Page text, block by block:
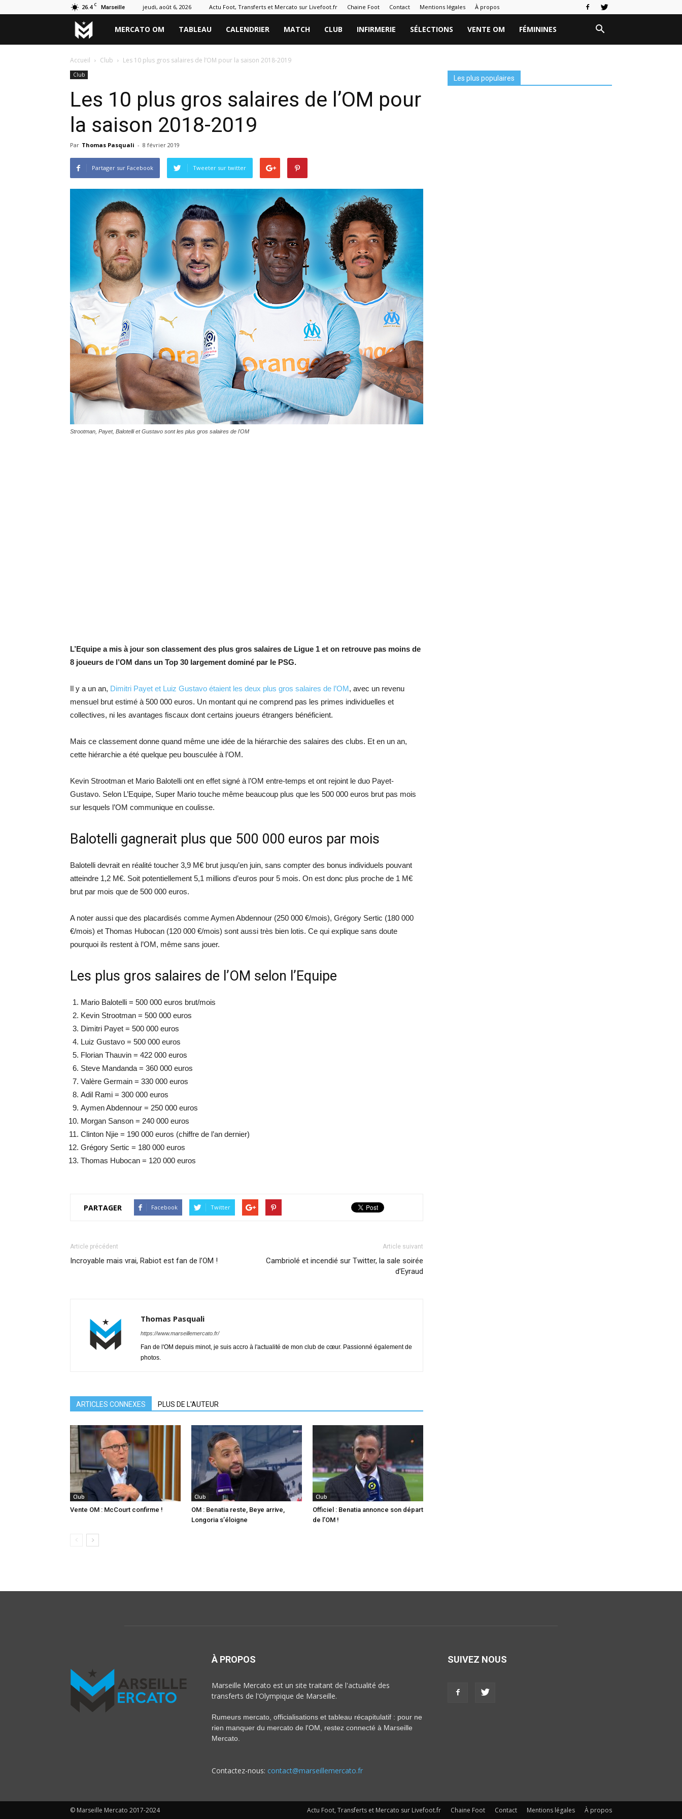
26.4 C Marseille jeudi, août 6, 2026 Actu Foot, Transferts et Mercato sur Livefoot.fr Chaine Foot Contact Mentions légales À propos
Marseille
Mercato
MERCATO OM TABLEAU CALENDRIER MATCH CLUB INFIRMERIE SÉLECTIONS VENTE OM FÉMININES
Accueil Club Les 10 plus gros salaires de l’OM pour la saison 2018-2019
Club
Les 10 plus gros salaires de l’OM pour
la saison 2018-2019
Par Thomas Pasquali - 8 février 2019
Partager sur Facebook Tweeter sur twitter
Strootman, Payet, Balotelli et Gustavo sont les plus gros salaires de l'OM
L’Equipe a mis à jour son classement des plus gros salaires de Ligue 1 et on retrouve pas moins de
8 joueurs de l’OM dans un Top 30 largement dominé par le PSG.
Il y a un an, Dimitri Payet et Luiz Gustavo étaient les deux plus gros salaires de l’OM, avec un revenu
mensuel brut estimé à 500 000 euros. Un montant qui ne comprend pas les primes individuelles et
collectives, ni les avantages fiscaux dont certains joueurs étrangers bénéficient.
Mais ce classement donne quand même une idée de la hiérarchie des salaires des clubs. Et en un an,
cette hiérarchie a été quelque peu bousculée à l’OM.
Kevin Strootman et Mario Balotelli ont en effet signé à l’OM entre-temps et ont rejoint le duo Payet-
Gustavo. Selon L’Equipe, Super Mario touche même beaucoup plus que les 500 000 euros brut pas mois
sur lesquels l’OM communique en coulisse.
Balotelli gagnerait plus que 500 000 euros par mois
Balotelli devrait en réalité toucher 3,9 M€ brut jusqu’en juin, sans compter des bonus individuels pouvant
atteindre 1,2 M€. Soit potentiellement 5,1 millions d’euros pour 5 mois. On est donc plus proche de 1 M€
brut par mois que de 500 000 euros.
A noter aussi que des placardisés comme Aymen Abdennour (250 000 €/mois), Grégory Sertic (180 000
€/mois) et Thomas Hubocan (120 000 €/mois) sont aussi très bien lotis. Ce qui explique sans doute
pourquoi ils restent à l’OM, même sans jouer.
Les plus gros salaires de l’OM selon l’Equipe
Mario Balotelli = 500 000 euros brut/mois
Kevin Strootman = 500 000 euros
Dimitri Payet = 500 000 euros
Luiz Gustavo = 500 000 euros
Florian Thauvin = 422 000 euros
Steve Mandanda = 360 000 euros
Valère Germain = 330 000 euros
Adil Rami = 300 000 euros
Aymen Abdennour = 250 000 euros
Morgan Sanson = 240 000 euros
Clinton Njie = 190 000 euros (chiffre de l’an dernier)
Grégory Sertic = 180 000 euros
Thomas Hubocan = 120 000 euros
PARTAGER Facebook Twitter
Article précédent
Incroyable mais vrai, Rabiot est fan de l’OM !
Article suivant
Cambriolé et incendié sur Twitter, la sale soirée
d’Eyraud
Thomas Pasquali
https://www.marseillemercato.fr/
Fan de l'OM depuis minot, je suis accro à l'actualité de mon club de cœur. Passionné également de
photos.
ARTICLES CONNEXES PLUS DE L'AUTEUR
Club
Vente OM : McCourt confirme !
Club
OM : Benatia reste, Beye arrive,
Longoria s’éloigne
Club
Officiel : Benatia annonce son départ
de l’OM !
Les plus populaires
À PROPOS
Marseille Mercato est un site traitant de l'actualité des
transferts de l'Olympique de Marseille.
Rumeurs mercato, officialisations et tableau récapitulatif : pour ne
rien manquer du mercato de l'OM, restez connecté à Marseille
Mercato.
Contactez-nous: contact@marseillemercato.fr
SUIVEZ NOUS
Actu Foot, Transferts et Mercato sur Livefoot.fr Chaine Foot Contact Mentions légales À propos
© Marseille Mercato 2017-2024